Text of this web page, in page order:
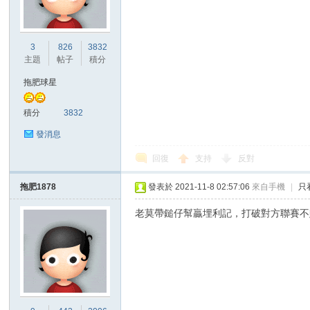
愛
3
主題
826
帖子
3832
積分
拖肥球星
積分 3832
發消息
回復 支持 反對
拖肥1878 發表於 2021-11-8 02:57:06 來自手機 只
老莫帶鎚仔幫贏埋利記，打破對方聯賽不